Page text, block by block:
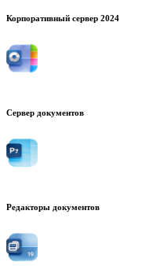
Корпоративный сервер 2024
Сервер документов
Редакторы документов